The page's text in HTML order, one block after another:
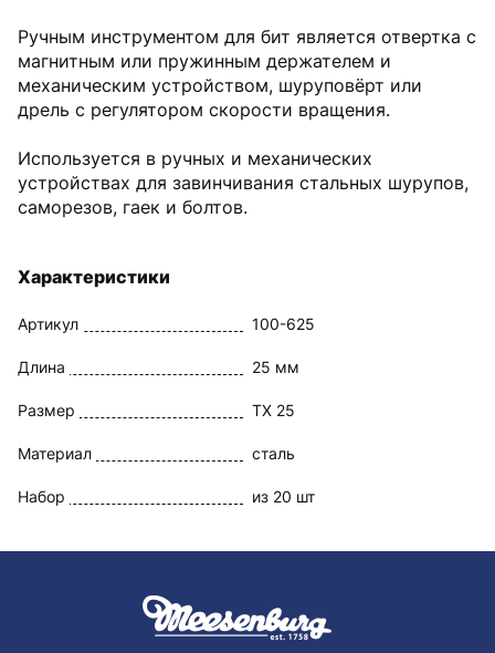
Ручным инструментом для бит является отвертка с
магнитным или пружинным держателем и
механическим устройством, шуруповёрт или
дрель с регулятором скорости вращения.
Используется в ручных и механических
устройствах для завинчивания стальных шурупов,
саморезов, гаек и болтов.
Характеристики
Артикул 100-625
Длина 25 мм
Размер TX 25
Материал сталь
Набор из 20 шт